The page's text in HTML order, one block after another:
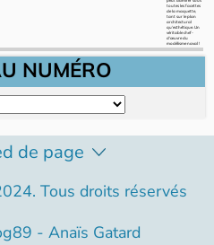
toutes les facettes
de la maquette,
tant sur le plan
architectural
qu’esthétique. Un
véritable chef-
d’œuvre du
modélisme naval !
NUMÉRO
de page
Tous droits réservés
- Anaïs Gatard